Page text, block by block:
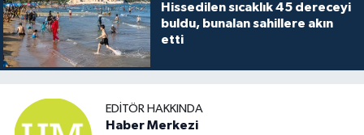
Hissedilen sıcaklık 45 dereceyi
buldu, bunalan sahillere akın
etti
EDITÖR HAKKINDA
Haber Merkezi